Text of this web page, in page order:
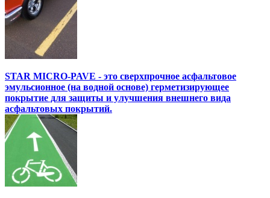
STAR MICRO-PAVE - это сверхпрочное асфальтовое
эмульсионное (на водной основе) герметизирующее
покрытие для защиты и улучшения внешнего вида
асфальтовых покрытий.